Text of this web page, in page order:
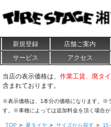
新規登録 店舗ご案内
サービス
アクセス
当店の表示価格は、 作業工賃、廃タ
含まれております。
※表示価格は、1本分の価格になります。※
す。※車種によっては追加料金を頂く場合が
TOP > 夏タイヤ > サイズから探す > 15